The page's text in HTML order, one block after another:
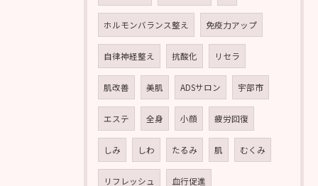
ホルモンバランス整え 免疫力アップ
自律神経整え 抗酸化 リセラ
肌改善 美肌 ADSサロン 宇部市
エステ 全身 小顔 疲労回復
しみ しわ たるみ 肌 むくみ
リフレッシュ 血行促進